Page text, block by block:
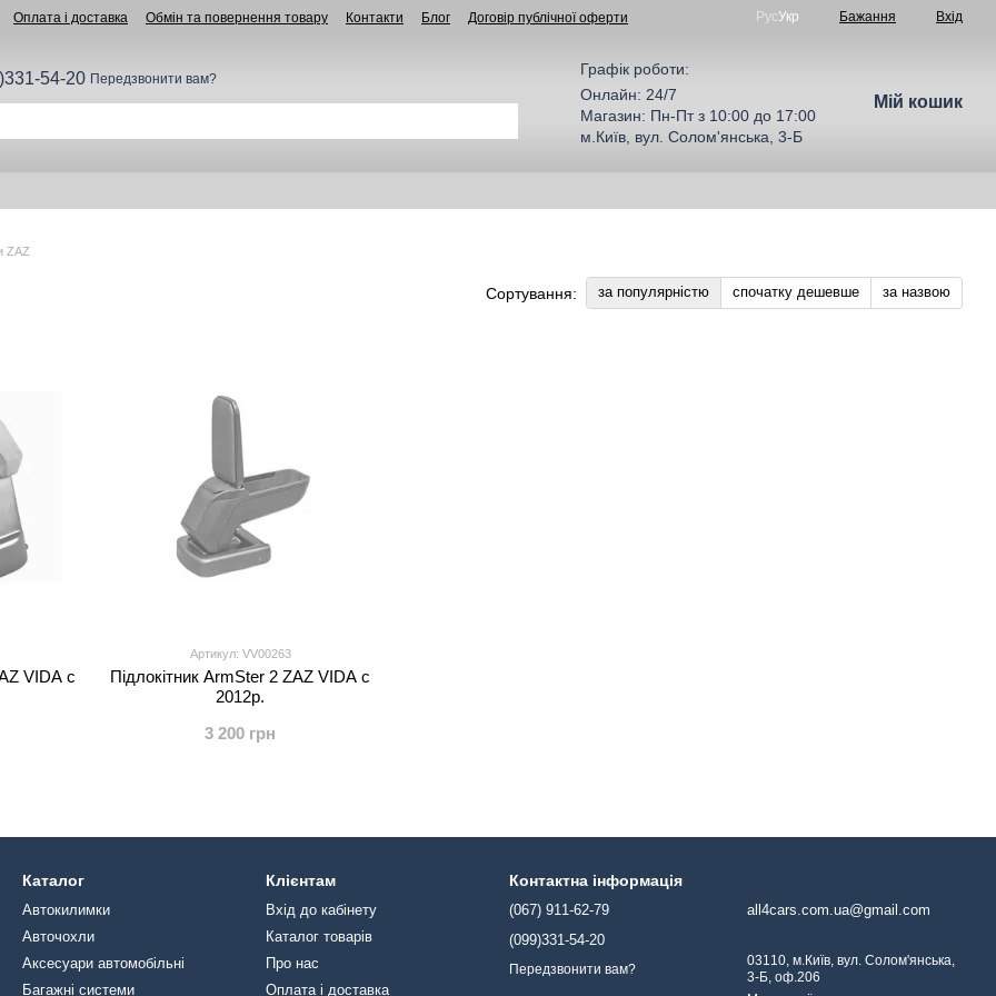
Оплата і доставка Обмін та повернення товару Контакти Блог Договір публічної оферти РусУкр Бажання Вхід
54-20 Передзвонити вам?
Графік роботи:
Онлайн: 24/7
Магазин: Пн-Пт з 10:00 до 17:00
м.Київ, вул. Солом'янська, 3-Б
Мій кошик
ZAZ
Сортування: за популярністю спочатку дешевше за назвою
VIDA с
Артикул: VV00263
Підлокітник ArmSter 2 ZAZ VIDA с
2012р.
3 200 грн
Каталог
Автокилимки
Авточохли
Аксесуари автомобільні
Багажні системи
Клієнтам
Вхід до кабінету
Каталог товарів
Про нас
Оплата і доставка
Контактна інформація
(067) 911-62-79
(099)331-54-20
Передзвонити вам?
all4cars.com.ua@gmail.com
03110, м.Київ, вул. Солом'янська,
3-Б, оф.206